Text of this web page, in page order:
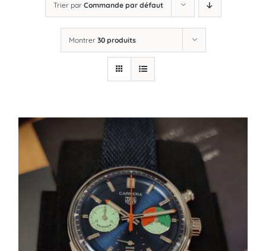
Trier par Commande par défaut
Montrer 30 produits